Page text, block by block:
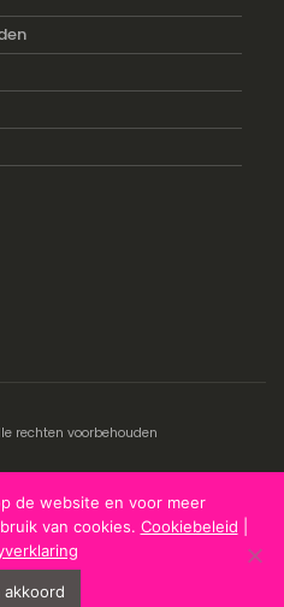
rechten voorbehouden
de website en voor meer
van cookies. Cookiebeleid
akkoord